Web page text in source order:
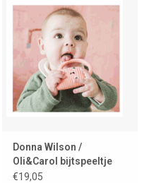
Donna Wilson /
Oli&Carol bijtspeeltje
Ginge cat
€19,05